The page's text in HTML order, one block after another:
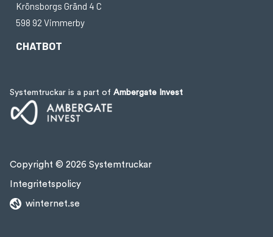
Krönsborgs Gränd 4 C
598 92 Vimmerby
CHATBOT
Copyright © 2026 Systemtruckar
Integritetspolicy
winternet.se
Systemtruckar is a part of Ambergate Invest